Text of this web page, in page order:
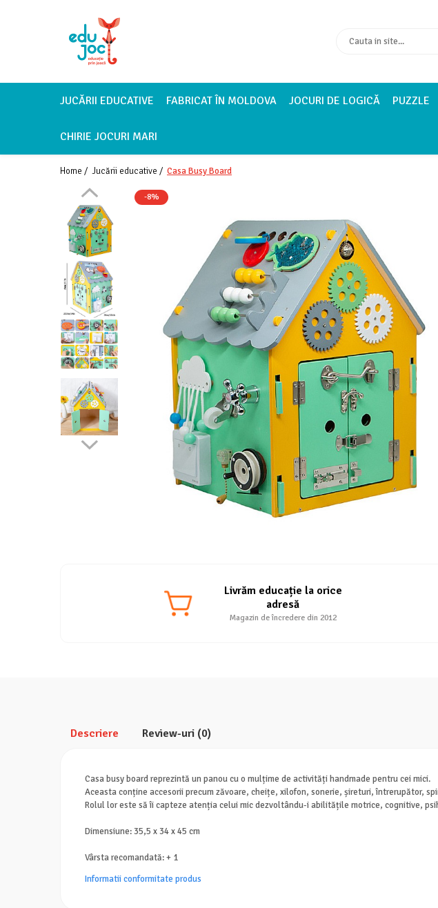
Alege Vârsta
JUCĂRII EDUCATIVE FABRICAT ÎN MOLDOVA JOCURI DE LOGICĂ PUZZLE
CHIRIE JOCURI MARI
Home / Jucării educative / Casa Busy Board
-8%
Livrăm educație la orice
adresă
Magazin de încredere din 2012
Descriere Review-uri (0)
Casa busy board reprezintă un panou cu o mulțime de activități handmade pentru cei mici.
Aceasta conține accesorii precum zăvoare, cheițe, xilofon, sonerie, șireturi, întrerupător,
Rolul lor este să îi capteze atenția celui mic dezvoltându-i abilitățile motrice, cognitive,
Dimensiune: 35,5 x 34 x 45 cm
Vârsta recomandată: + 1
Informatii conformitate produs